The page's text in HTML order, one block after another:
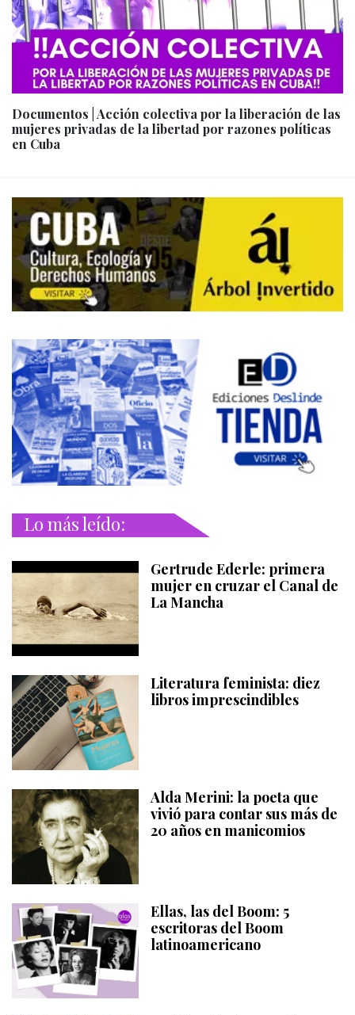
Documentos | Acción colectiva por la liberación de las
mujeres privadas de la libertad por razones políticas
en Cuba
Lo más leído:
Gertrude Ederle: primera
mujer en cruzar el Canal de
La Mancha
Literatura feminista: diez
libros imprescindibles
Alda Merini: la poeta que
vivió para contar sus más de
20 años en manicomios
Ellas, las del Boom: 5
escritoras del Boom
latinoamericano